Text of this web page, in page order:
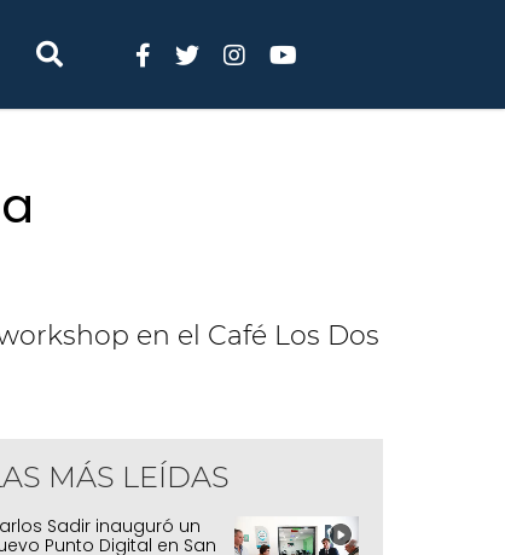
en el Café Los Dos
MÁS LEÍDAS
Sadir inauguró un
Punto Digital en San